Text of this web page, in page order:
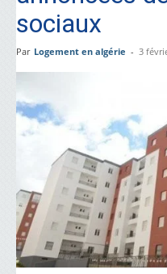
sociaux
Par Logement en algérie - 3